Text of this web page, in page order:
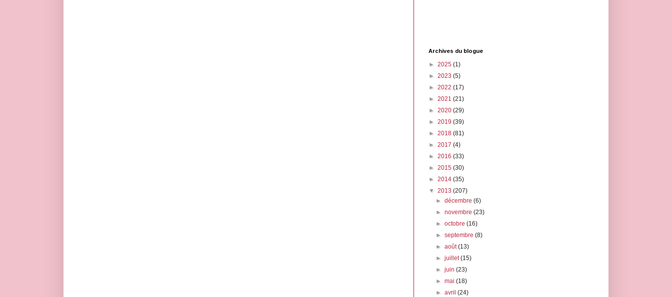
Archives du blogue
► 2025 (1)
► 2023 (5)
► 2022 (17)
► 2021 (21)
► 2020 (29)
► 2019 (39)
► 2018 (81)
► 2017 (4)
► 2016 (33)
► 2015 (30)
► 2014 (35)
▼ 2013 (207)
►décembre(6)
►novembre(23)
►octobre(16)
►septembre(8)
►août(13)
►juillet(15)
►juin(23)
►mai(18)
►avril(24)